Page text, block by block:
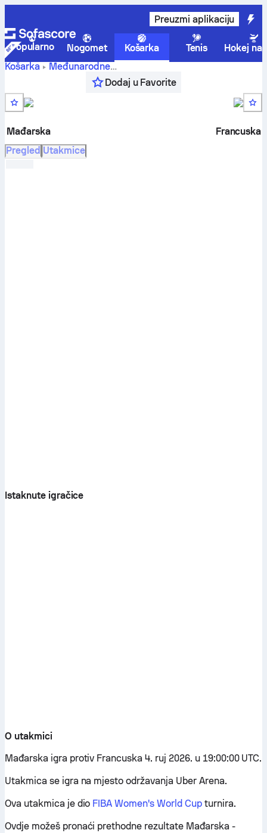
Preuzmi aplikaciju
Popularno Nogomet Košarka Tenis
Hokej na
Košarka
Međunarodne
FIBA World Cup, Women, Grupa B,1. kolo
Francuska rezultati uživo, međusobni susreti, raspored,
prognoze i statistike
Dodaj u Favorite
Mađarska
Francuska
Pregled Utakmice
Istaknute igračice
O utakmici
Mađarska igra protiv Francuska 4. ruj 2026. u 19:00:00 UTC.
Utakmica se igra na mjesto održavanja Uber Arena.
Ova utakmica je dio FIBA Women's World Cupturnira.
Ovdje možeš pronaći prethodne rezultate Mađarska -